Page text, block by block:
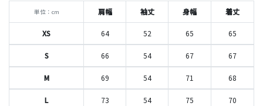
単位：cm 肩幅 袖丈 身幅 着丈
XS 64 52 65 65
S 66 54 67 67
M 69 54 71 68
L 73 54 75 70